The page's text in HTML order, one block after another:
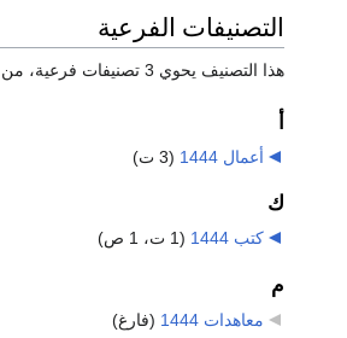
التصنيفات الفرعية
هذا التصنيف يحوي 3 تصنيفات فرعية، من إجمالي 3.
أعمال 1444 (3 ت)
ك
كتب 1444 (1 ت، 1 ص)
م
معاهدات 1444 (فارغ)